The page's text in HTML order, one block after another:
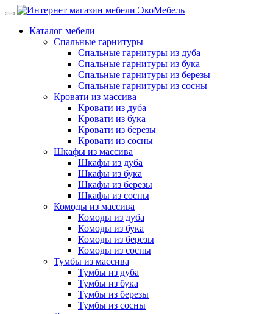
Каталог мебели
Спальные гарнитуры
Спальные гарнитуры из дуба
Спальные гарнитуры из бука
Спальные гарнитуры из березы
Спальные гарнитуры из сосны
Кровати из массива
Кровати из дуба
Кровати из бука
Кровати из березы
Кровати из сосны
Шкафы из массива
Шкафы из дуба
Шкафы из бука
Шкафы из березы
Шкафы из сосны
Комоды из массива
Комоды из дуба
Комоды из бука
Комоды из березы
Комоды из сосны
Тумбы из массива
Тумбы из дуба
Тумбы из бука
Тумбы из березы
Тумбы из сосны